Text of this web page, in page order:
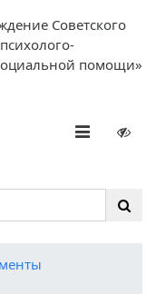
Советского
помощи»